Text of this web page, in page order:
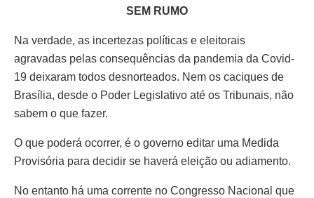
SEM RUMO
Na verdade, as incertezas políticas e eleitorais
agravadas pelas consequências da pandemia da Covid-
19 deixaram todos desnorteados. Nem os caciques de
Brasília, desde o Poder Legislativo até os Tribunais, não
sabem o que fazer.
O que poderá ocorrer, é o governo editar uma Medida
Provisória para decidir se haverá eleição ou adiamento.
No entanto há uma corrente no Congresso Nacional que